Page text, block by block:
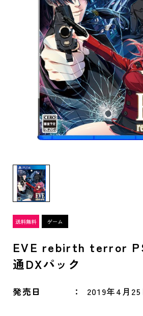
EVE rebirth terror
通DXパック
発売日 2019年4月25